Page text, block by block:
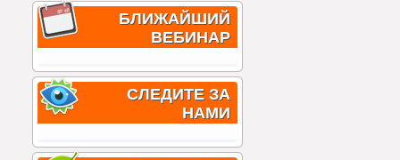
БЛИЖАЙШИЙ
ВЕБИНАР
СЛЕДИТЕ ЗА
НАМИ